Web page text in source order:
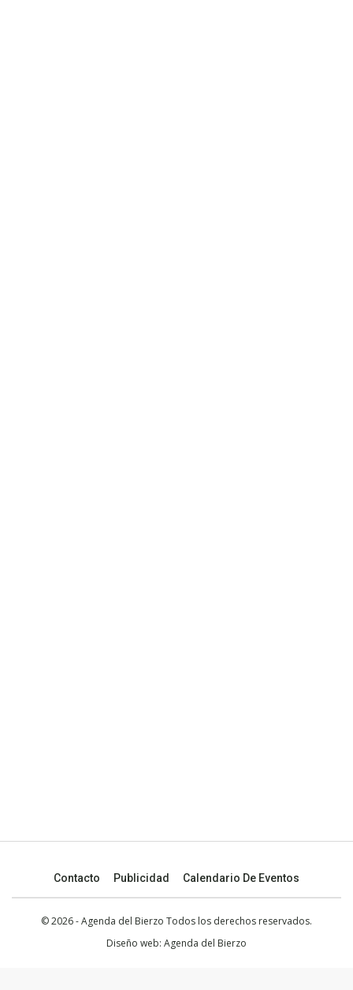
Contacto Publicidad Calendario De Eventos
© 2026 - Agenda del Bierzo Todos los derechos reservados.
Diseño web: Agenda del Bierzo